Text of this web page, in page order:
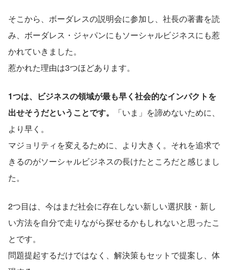
そこから、ボーダレスの説明会に参加し、社長の著書を読
み、ボーダレス・ジャパンにもソーシャルビジネスにも惹
かれていきました。
惹かれた理由は3つほどあります。
1つは、ビジネスの領域が最も早く社会的なインパクトを
出せそうだということです。
「いま」を諦めないために、
より早く。
マジョリティを変えるために、より大きく。それを追求で
きるのがソーシャルビジネスの長けたところだと感じまし
た。
2つ目は、今はまだ社会に存在しない新しい選択肢・新し
い方法を自分で走りながら探せるかもしれないと思ったこ
とです。
問題提起するだけではなく、解決策もセットで提案し、体